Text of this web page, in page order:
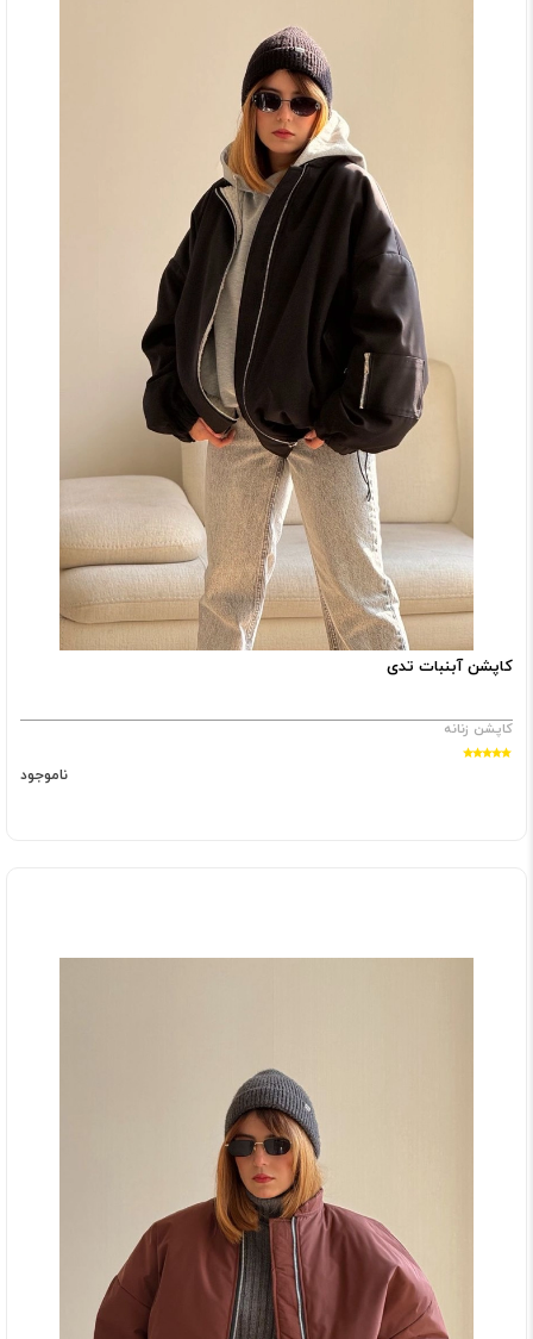
کاپشن آبنبات تدی
کاپشن زنانه
ناموجود